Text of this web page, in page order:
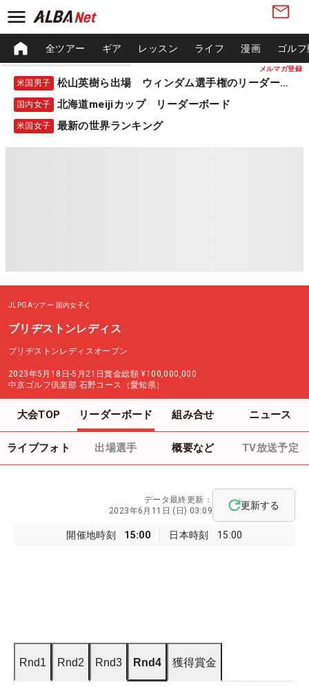
メルマガ登録
全ツアー ギア レッスン ライフ 漫画 ゴル
米国男子 松山英樹ら出場 ウィンダム選手権のリーダーボード
国内女子 北海道meijiカップ リーダーボード
米国女子 最新の世界ランキング
JLPGAツアー 国内女子
ブリヂストンレディス
ブリヂストンレディスオープン
2023年5月18日-5月21日賞金総額 ¥100,000,000
中京ゴルフ倶楽部 石野コース（愛知県）
大会TOP リーダーボード 組み合せ ニュース
ライブフォト 出場選手 概要など TV放送予定
開催地時刻 15:00 日本時刻 15:00
データ最終更新：
2023年6月11日 (日) 03:09
更新する
Rnd1 Rnd2 Rnd3 Rnd4 獲得賞金